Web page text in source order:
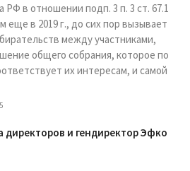
РФ в отношении подп. 3 п. 3 ст. 67.1
еще в 2019 г., до сих пор вызывает
между участниками,
общего собрания, которое по
их интересам, и самой
директоров и гендиректор Эфко